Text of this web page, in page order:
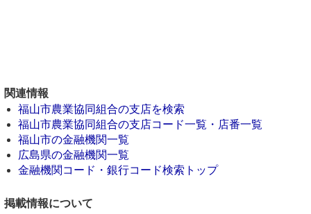
関連情報
福山市農業協同組合の支店を検索
福山市農業協同組合の支店コード一覧・店番一覧
福山市の金融機関一覧
広島県の金融機関一覧
金融機関コード・銀行コード検索トップ
掲載情報について